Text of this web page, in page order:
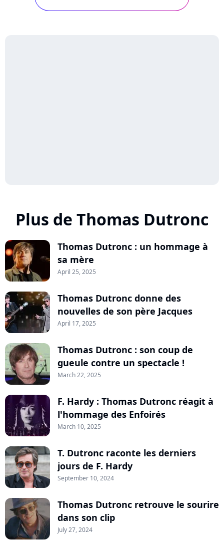
Plus de Thomas Dutronc
Thomas Dutronc : un hommage à
sa mère
April 25, 2025
Thomas Dutronc donne des
nouvelles de son père Jacques
April 17, 2025
Thomas Dutronc : son coup de
gueule contre un spectacle !
March 22, 2025
F. Hardy : Thomas Dutronc réagit à
l'hommage des Enfoirés
March 10, 2025
T. Dutronc raconte les derniers
jours de F. Hardy
September 10, 2024
Thomas Dutronc retrouve le sourire
dans son clip
July 27, 2024